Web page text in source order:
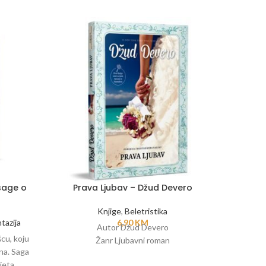
o
koju
Saga
Prava Ljubav – Džud Devero
Knjige, Beletristika
6,90KM
Autor Džud Devero
Žanr Ljubavni roman